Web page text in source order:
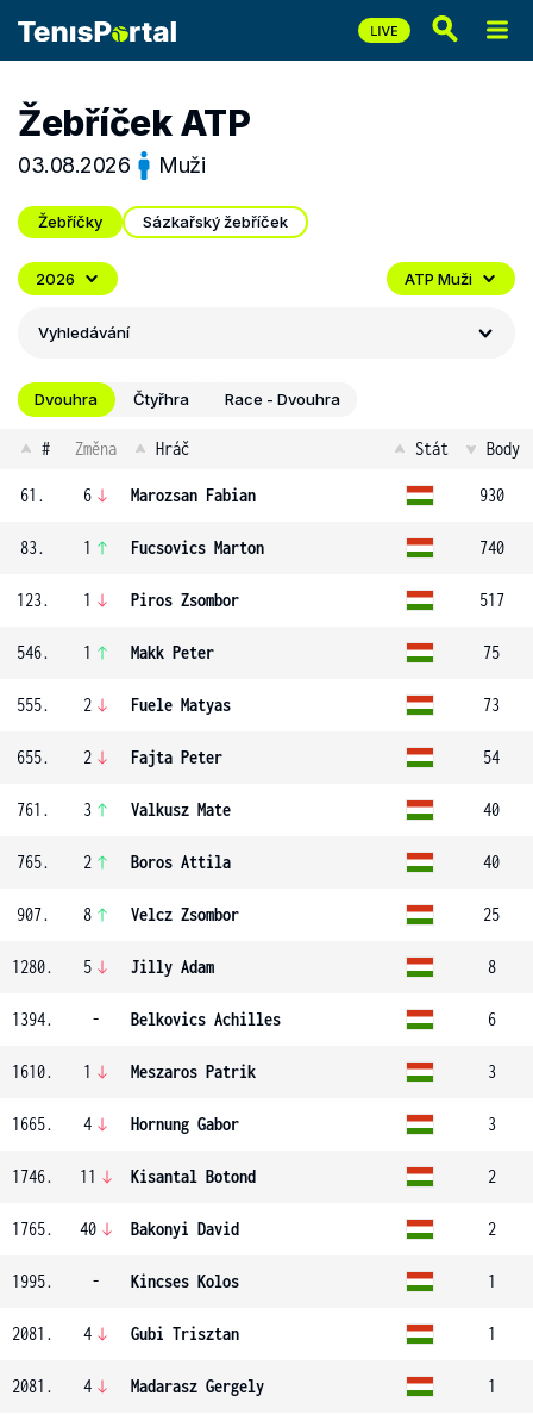
Žebříček ATP
03.08.2026 Muži
Žebříčky Sázkařský žebříček
2026 ATP Muži
Vyhledávání
Dvouhra Čtyřhra Race - Dvouhra
# Změna Hráč Stát Body
61. 6 Marozsan Fabian 930
83. 1 Fucsovics Marton 740
123. 1 Piros Zsombor 517
546. 1 Makk Peter 75
555. 2 Fuele Matyas 73
655. 2 Fajta Peter 54
761. 3 Valkusz Mate 40
765. 2 Boros Attila 40
907. 8 Velcz Zsombor 25
1280. 5 Jilly Adam 8
1394. - Belkovics Achilles 6
1610. 1 Meszaros Patrik 3
1665. 4 Hornung Gabor 3
1746. 11 Kisantal Botond 2
1765. 40 Bakonyi David 2
1995. - Kincses Kolos 1
2081. 4 Gubi Trisztan 1
2081. 4 Madarasz Gergely 1